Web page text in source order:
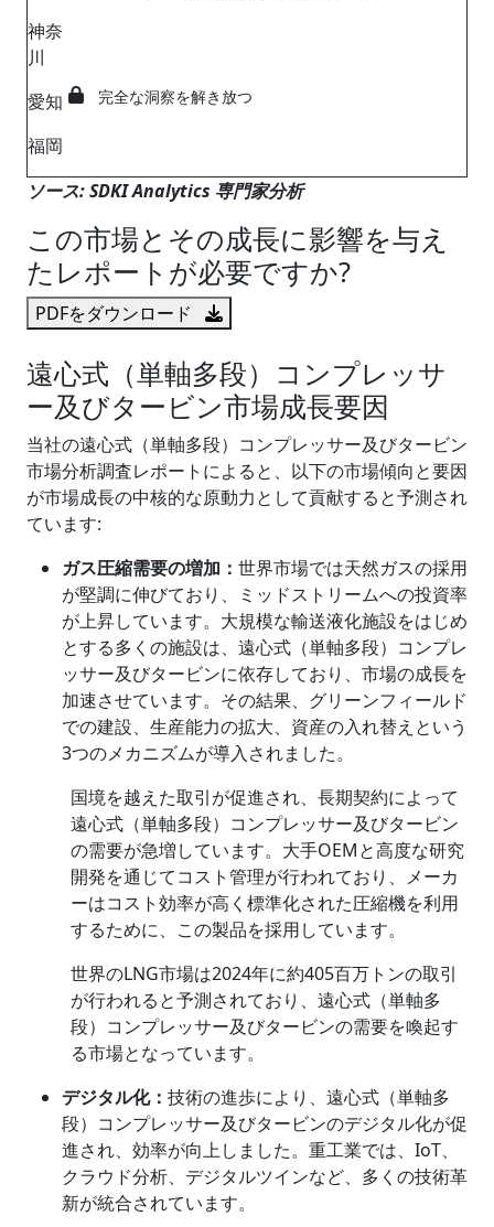
神奈
川
完全な洞察を解き放つ
愛知
福岡
ソース: SDKI Analytics 専門家分析
この市場とその成長に影響を与え
たレポートが必要ですか?
PDFをダウンロード
遠心式（単軸多段）コンプレッサ
ー及びタービン市場成長要因
当社の遠心式（単軸多段）コンプレッサー及びタービン
市場分析調査レポートによると、以下の市場傾向と要因
が市場成長の中核的な原動力として貢献すると予測され
ています:
ガス圧縮需要の増加： 世界市場では天然ガスの採用
が堅調に伸びており、ミッドストリームへの投資率
が上昇しています。大規模な輸送液化施設をはじめ
とする多くの施設は、遠心式（単軸多段）コンプレ
ッサー及びタービンに依存しており、市場の成長を
加速させています。その結果、グリーンフィールド
での建設、生産能力の拡大、資産の入れ替えという
3つのメカニズムが導入されました。
国境を越えた取引が促進され、長期契約によって
遠心式（単軸多段）コンプレッサー及びタービン
の需要が急増しています。大手OEMと高度な研究
開発を通じてコスト管理が行われており、メーカ
ーはコスト効率が高く標準化された圧縮機を利用
するために、この製品を採用しています。
世界のLNG市場は2024年に約405百万トンの取引
が行われると予測されており、遠心式（単軸多
段）コンプレッサー及びタービンの需要を喚起す
る市場となっています。
デジタル化： 技術の進歩により、遠心式（単軸多
段）コンプレッサー及びタービンのデジタル化が促
進され、効率が向上しました。重工業では、IoT、
クラウド分析、デジタルツインなど、多くの技術革
新が統合されています。